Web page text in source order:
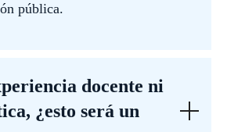
pública.
docente ni
¿esto será un